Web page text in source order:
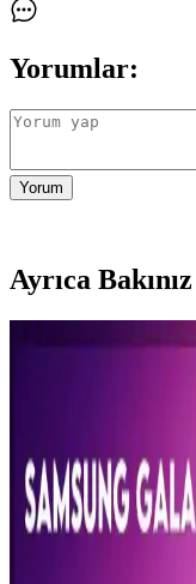
Yorumlar:
Yorum
Ayrıca Bakınız
Büyük Ekranlı
Geniş ekranlı
teknik özellikler ve
kolaylaştırıyor. Güncel
Günümüz